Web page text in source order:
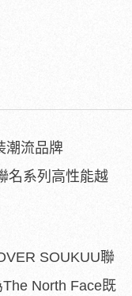
潮流品牌
名系列高性能越
SOUKUU聯
North Face既